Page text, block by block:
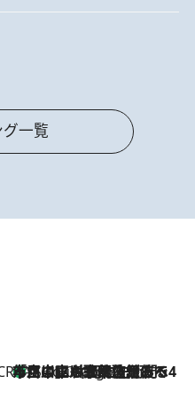
一覧
CHOICE
7 Hours Ago
「立川にも歌舞伎があるんだよ」 片岡仁左衛門・市川中車ら豪華座組みで4年目の立川立飛歌舞伎へ